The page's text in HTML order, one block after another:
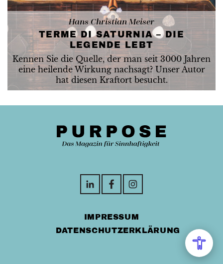
Hans Christian Meiser
TERME DI SATURNIA – DIE
LEGENDE LEBT
Kennen Sie die Quelle, der man seit 3000 Jahren
eine heilende Wirkung nachsagt? Unser Autor
hat diesen Kraftort besucht.
IMPRESSUM
DATENSCHUTZERKLÄRUNG